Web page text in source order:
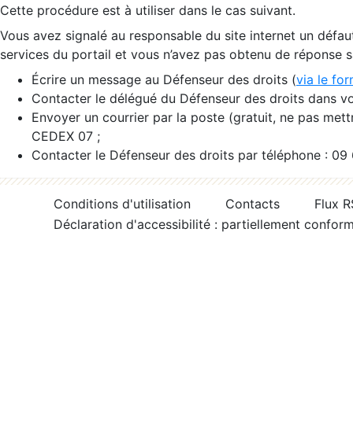
Cette procédure est à utiliser dans le cas suivant.
Vous avez signalé au responsable du site internet un
services du portail et vous n’avez pas obtenu de réponse
Écrire un message au Défenseur des droits (via le
Contacter le délégué du Défenseur des droits dans
Envoyer un courrier par la poste (gratuit, ne pas
CEDEX 07 ;
Contacter le Défenseur des droits par téléphone :
Conditions d'utilisation Contacts
Flux
Déclaration d'accessibilité : partiellement